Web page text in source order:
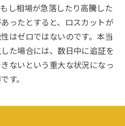
し相場が急落したり高騰した
ったとすると、ロスカットが
はゼロではないのです。本当
た場合には、数日中に追証を
ないという重大な状況になっ
す。